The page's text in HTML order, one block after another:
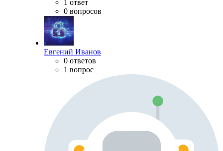
1 ответ
0 вопросов
Евгений Иванов
0 ответов
1 вопрос